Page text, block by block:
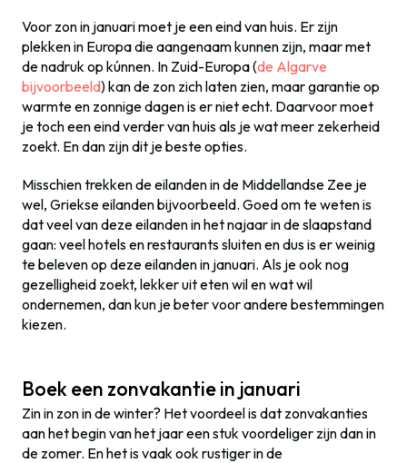
Voor zon in januari moet je een eind van huis. Er zijn
plekken in Europa die aangenaam kunnen zijn, maar met
de nadruk op kúnnen. In Zuid-Europa (de Algarve
bijvoorbeeld) kan de zon zich laten zien, maar garantie op
warmte en zonnige dagen is er niet echt. Daarvoor moet
je toch een eind verder van huis als je wat meer zekerheid
zoekt. En dan zijn dit je beste opties.
Misschien trekken de eilanden in de Middellandse Zee je
wel, Griekse eilanden bijvoorbeeld. Goed om te weten is
dat veel van deze eilanden in het najaar in de slaapstand
gaan: veel hotels en restaurants sluiten en dus is er weinig
te beleven op deze eilanden in januari. Als je ook nog
gezelligheid zoekt, lekker uit eten wil en wat wil
ondernemen, dan kun je beter voor andere bestemmingen
kiezen.
Boek een zonvakantie in januari
Zin in zon in de winter? Het voordeel is dat zonvakanties
aan het begin van het jaar een stuk voordeliger zijn dan in
de zomer. En het is vaak ook rustiger in de